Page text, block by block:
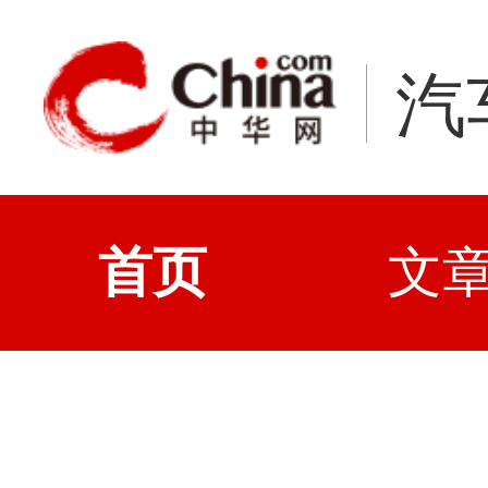
汽
首页 文